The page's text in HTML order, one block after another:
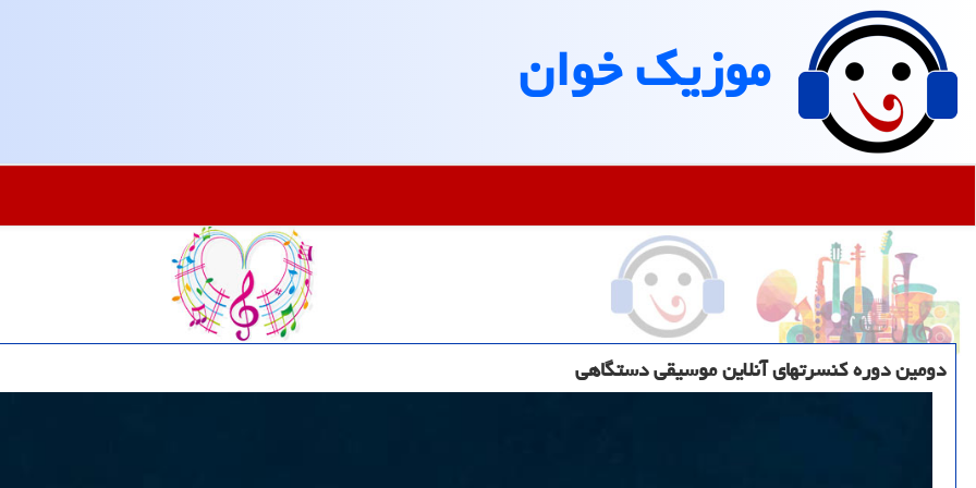
موزیك خوان
دومین دوره كنسرتهای آنلاین موسیقی دستگاهی